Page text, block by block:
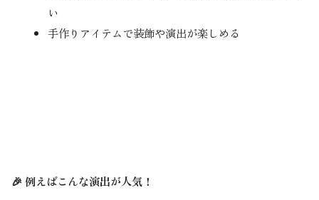
い
手作りアイテムで装飾や演出が楽しめる
🎉 例えばこんな演出が人気！